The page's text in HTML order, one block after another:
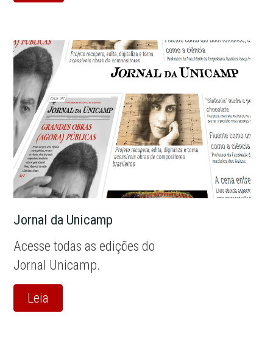
Jornal da Unicamp
Acesse todas as edições do
Jornal Unicamp.
Leia